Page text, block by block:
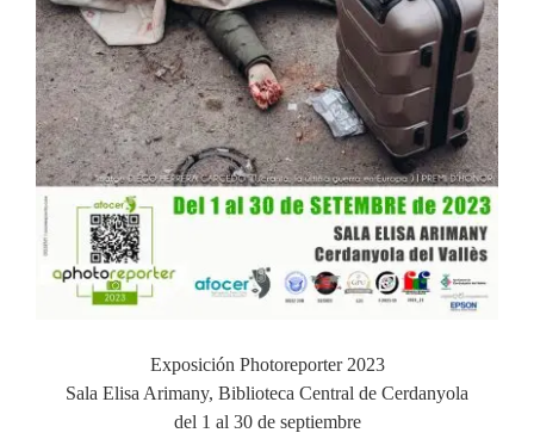
Exposición Photoreporter 2023
Sala Elisa Arimany, Biblioteca Central de Cerdanyola
del 1 al 30 de septiembre